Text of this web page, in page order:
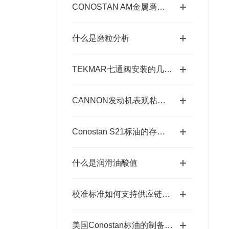
CONOSTAN AM金属磨损标油使用期限延长的存放要点
什么是磨粒分析
TEKMAR七通阀安装的几个阶段
CANNON发动机表观粘度标油的正确保存要求
Conostan S21标油的存放要求
什么是润滑油酸值
校准标准如何支持供应链中的优质产品
美国Conostan标油的制备工艺